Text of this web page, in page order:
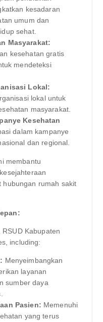
kesadaran
umum dan
sehat.
Masyarakat:
kesehatan gratis
mendeteksi
Lokal:
lokal untuk
masyarakat.
Kesehatan
dalam kampanye
dan regional.
membantu
hubungan rumah sakit
Kabupaten
including:
Menyeimbangkan
layanan
sumber daya
Pasien: Memenuhi
yang terus